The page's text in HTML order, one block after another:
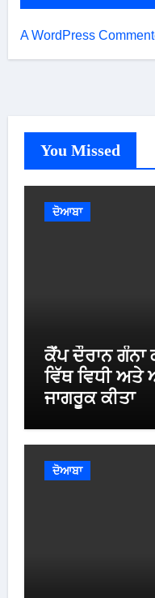
A WordPress
You Missed
ਦੋਆਬਾ
ਕੈਂਪ ਦੌਰਾਨ ਗੰਨਾ
ਵਿੱਥ ਵਿਧੀ ਅਤੇ
ਜਾਗਰੂਕ ਕੀਤਾ
ਦੋਆਬਾ